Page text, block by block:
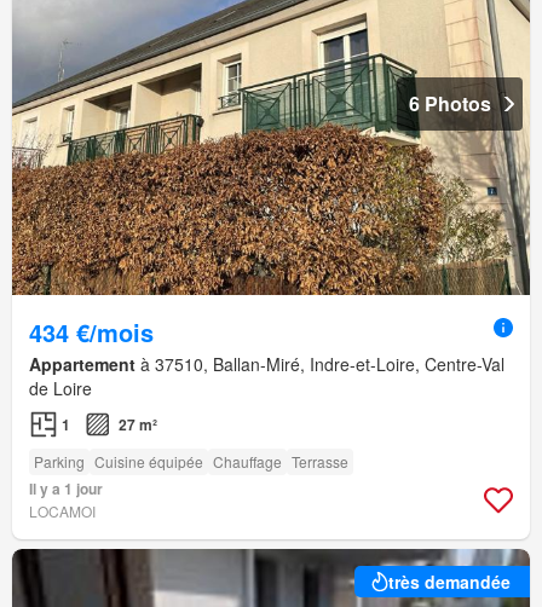
6 Photos
434 €/mois
Appartement à 37510, Ballan-Miré, Indre-et-Loire, Centre-Val
de Loire
1 27 m²
Parking Cuisine équipée Chauffage Terrasse
Il y a 1 jour
LOCAMOI
très demandée